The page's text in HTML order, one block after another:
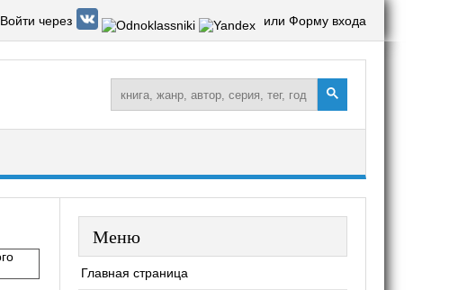
Войти через или Форму входа
Меню
Главная страница